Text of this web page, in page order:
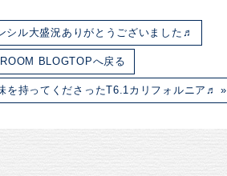
シル大盛況ありがとうございました♬
BLOGTOPへ戻る
を持ってくださったT6.1カリフォルニア♬ »